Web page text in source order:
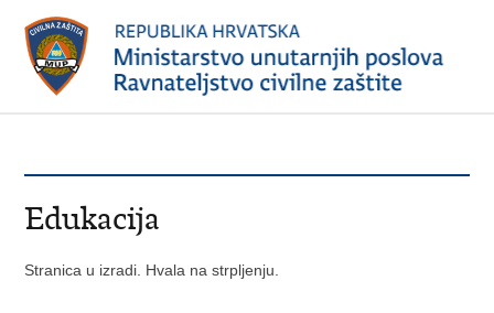
Edukacija
Stranica u izradi. Hvala na strpljenju.